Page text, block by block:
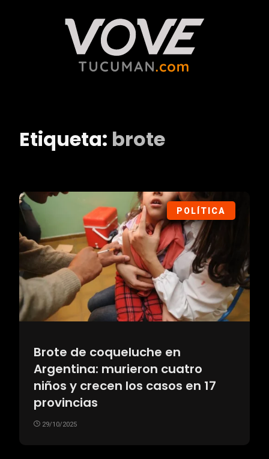
Etiqueta: brote
POLÍTICA
Brote de coqueluche en
Argentina: murieron cuatro
niños y crecen los casos en 17
provincias
29/10/2025